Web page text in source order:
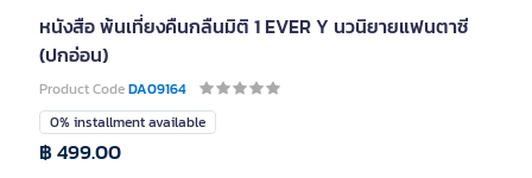
หนังสือ พ้นเที่ยงคืนกลืนมิติ 1 EVER Y นวนิยายแฟนตาซี
(ปกอ่อน)
Product CodeDA09164
0% installment available
฿ 499.00